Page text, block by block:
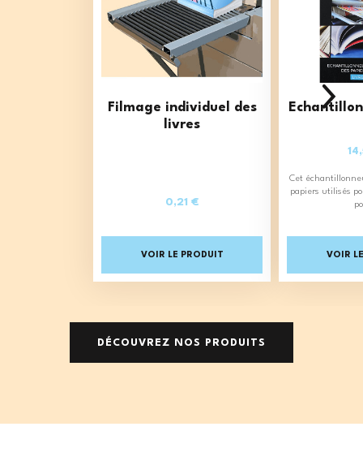
Filmage individuel des
livres
0,21 €
VOIR LE PRODUIT
Cet
papiers utilisés
VOIR
DÉCOUVREZ NOS PRODUITS